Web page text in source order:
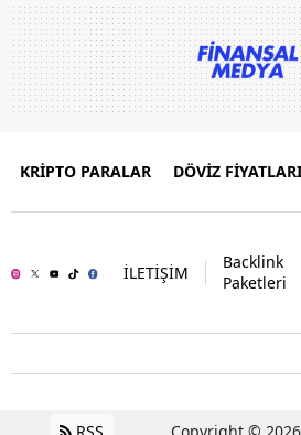
KRİPTO PARALAR DÖVİZ FİYATLARI
İLETİŞİM
Backlink
Paketleri